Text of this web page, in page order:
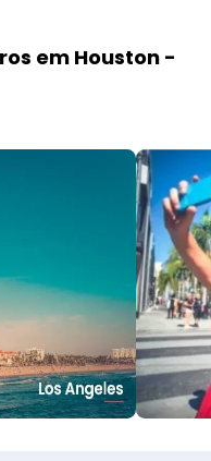
em Houston -